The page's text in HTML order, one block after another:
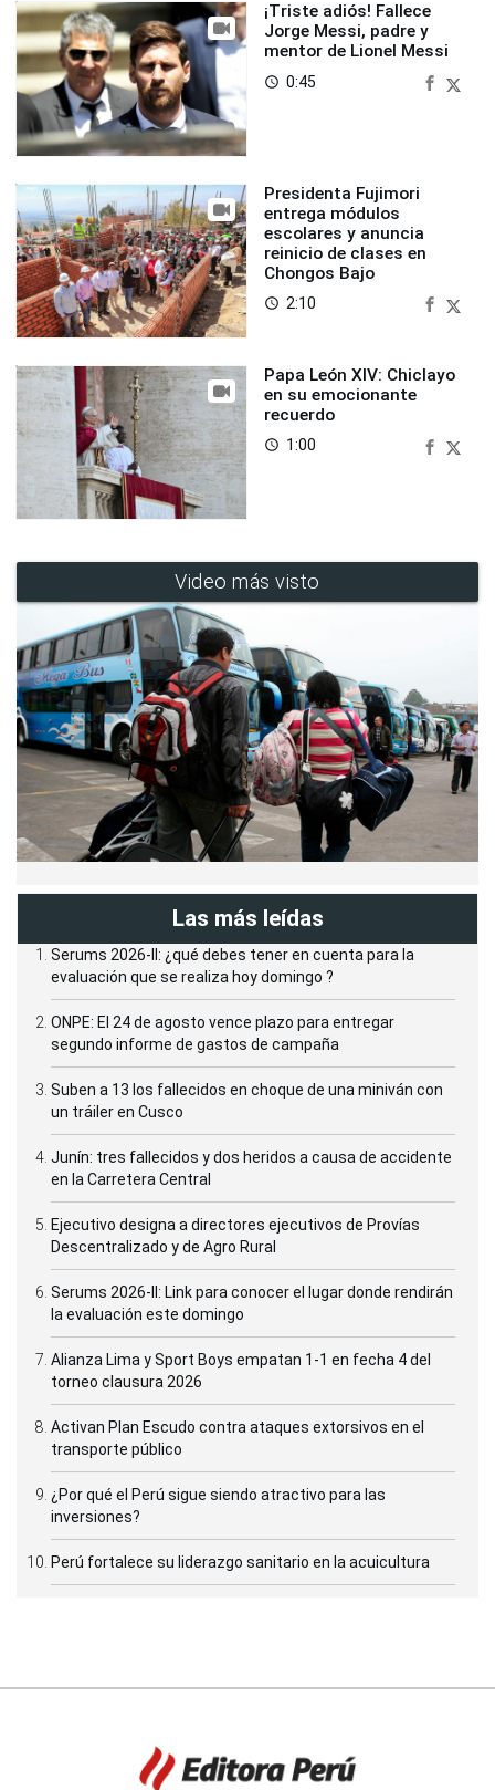
¡Triste adiós! Fallece
Jorge Messi, padre y
mentor de Lionel Messi
access_time 0:45
Presidenta Fujimori
entrega módulos
escolares y anuncia
reinicio de clases en
Chongos Bajo
access_time 2:10
Papa León XIV: Chiclayo
en su emocionante
recuerdo
access_time 1:00
Video más visto
Las más leídas
Serums 2026-II: ¿qué debes tener en cuenta para la
evaluación que se realiza hoy domingo ?
ONPE: El 24 de agosto vence plazo para entregar
segundo informe de gastos de campaña
Suben a 13 los fallecidos en choque de una miniván con
un tráiler en Cusco
Junín: tres fallecidos y dos heridos a causa de accidente
en la Carretera Central
Ejecutivo designa a directores ejecutivos de Provías
Descentralizado y de Agro Rural
Serums 2026-II: Link para conocer el lugar donde rendirán
la evaluación este domingo
Alianza Lima y Sport Boys empatan 1-1 en fecha 4 del
torneo clausura 2026
Activan Plan Escudo contra ataques extorsivos en el
transporte público
¿Por qué el Perú sigue siendo atractivo para las
inversiones?
Perú fortalece su liderazgo sanitario en la acuicultura